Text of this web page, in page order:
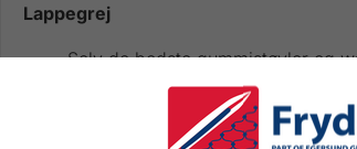
Lappegrej
Selv de bedste gummistøvler og
under normalt brug.
Med dette lappesæt kan du